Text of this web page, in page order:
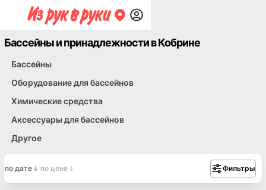
Бассейны и принадлежности в Кобрине
Бассейны
Оборудование для бассейнов
Химические средства
Аксессуары для бассейнов
Другое
по дате по цене Фильтры